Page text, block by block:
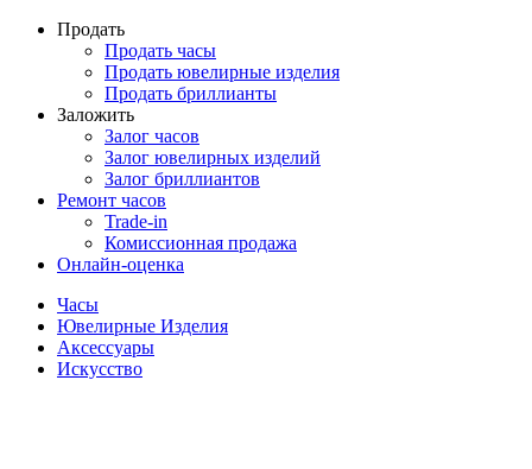
Продать
Продать часы
Продать ювелирные изделия
Продать бриллианты
Заложить
Залог часов
Залог ювелирных изделий
Залог бриллиантов
Ремонт часов
Trade-in
Комиссионная продажа
Онлайн-оценка
Часы
Ювелирные Изделия
Аксессуары
Искусство